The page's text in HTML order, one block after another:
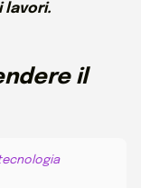
lavori.
il